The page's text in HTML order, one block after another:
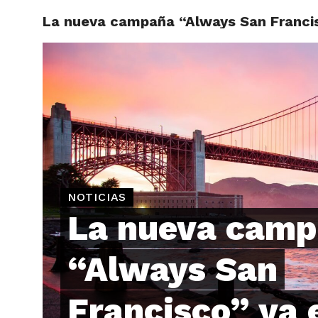
La nueva campaña “Always San
NOTICIAS
La nueva
“Always San